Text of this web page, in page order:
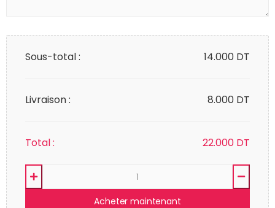
Sous-total : 14.000 DT
Livraison : 8.000 DT
Total : 22.000 DT
Acheter maintenant